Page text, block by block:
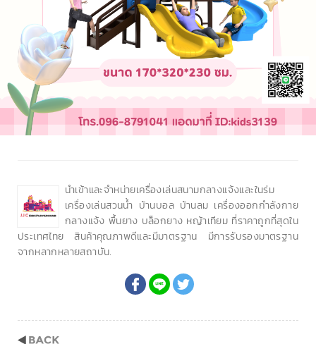
นำเข้าและจำหน่ายเครื่องเล่นสนามกลางแจ้งและในร่ม
เครื่องเล่นสวนน้ำ บ้านบอล บ้านลม เครื่องออกกำลังกาย
กลางแจ้ง พื้นยาง บล็อกยาง หญ้าเทียม ที่ราคาถูกที่สุดใน
ประเทศไทย สินค้าคุณภาพดีและมีมาตรฐาน มีการรับรองมาตรฐาน
จากหลากหลายสถาบัน.